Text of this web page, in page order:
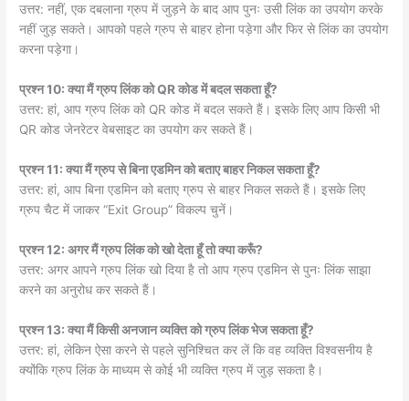
उत्तर: नहीं, एक दबलाना ग्रुप में जुड़ने के बाद आप पुनः उसी लिंक का उपयोग करके
नहीं जुड़ सकते। आपको पहले ग्रुप से बाहर होना पड़ेगा और फिर से लिंक का उपयोग
करना पड़ेगा।
प्रश्न 10: क्या मैं ग्रुप लिंक को QR कोड में बदल सकता हूँ?
उत्तर: हां, आप ग्रुप लिंक को QR कोड में बदल सकते हैं। इसके लिए आप किसी भी
QR कोड जेनरेटर वेबसाइट का उपयोग कर सकते हैं।
प्रश्न 11: क्या मैं ग्रुप से बिना एडमिन को बताए बाहर निकल सकता हूँ?
उत्तर: हां, आप बिना एडमिन को बताए ग्रुप से बाहर निकल सकते हैं। इसके लिए
ग्रुप चैट में जाकर “Exit Group” विकल्प चुनें।
प्रश्न 12: अगर मैं ग्रुप लिंक को खो देता हूँ तो क्या करूँ?
उत्तर: अगर आपने ग्रुप लिंक खो दिया है तो आप ग्रुप एडमिन से पुनः लिंक साझा
करने का अनुरोध कर सकते हैं।
प्रश्न 13: क्या मैं किसी अनजान व्यक्ति को ग्रुप लिंक भेज सकता हूँ?
उत्तर: हां, लेकिन ऐसा करने से पहले सुनिश्चित कर लें कि वह व्यक्ति विश्वसनीय है
क्योंकि ग्रुप लिंक के माध्यम से कोई भी व्यक्ति ग्रुप में जुड़ सकता है।